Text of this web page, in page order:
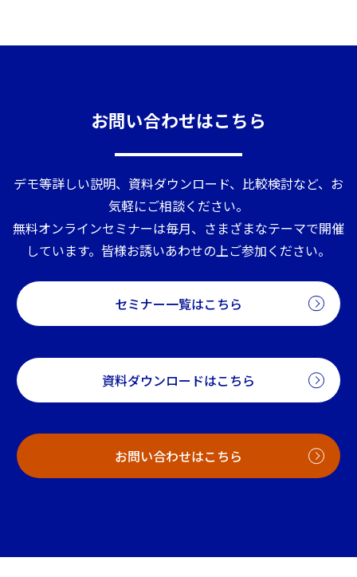
お問い合わせはこちら
デモ等詳しい説明、資料ダウンロード、比較検討など、お
気軽にご相談ください。
無料オンラインセミナーは毎月、さまざまなテーマで開催
しています。皆様お誘いあわせの上ご参加ください。
セミナー一覧はこちら
資料ダウンロードはこちら
お問い合わせはこちら